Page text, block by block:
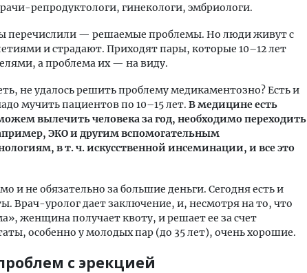
репродуктологи, гинекологи, эмбриологи.
перечислили — решаемые проблемы. Но люди живут с
и страдают. Приходят пары, которые 10–12 лет
а проблема их — на виду.
не удалось решить проблему медикаментозно? Есть и
мучить пациентов по 10–15 лет. В медицине есть
вылечить человека за год, необходимо переходить
ЭКО и другим вспомогательным
в т. ч. искусственной инсеминации, и все это
не обязательно за большие деньги. Сегодня есть и
Врач-уролог дает заключение, и, несмотря на то, что
женщина получает квоту, и решает ее за счет
особенно у молодых пар (до 35 лет), очень хорошие.
с эрекцией